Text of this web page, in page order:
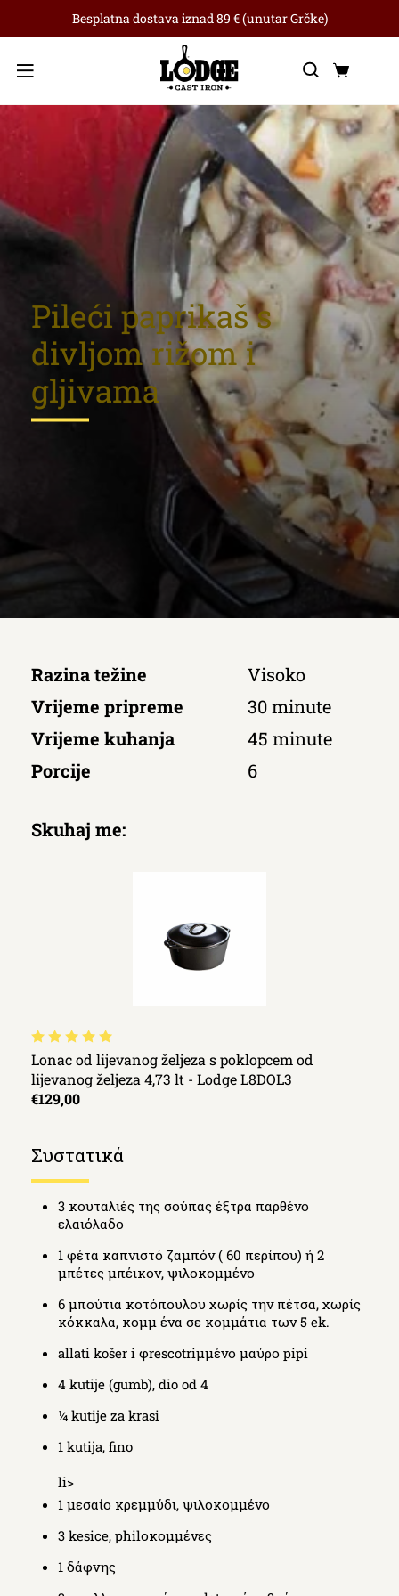
Besplatna dostava iznad 89 € (unutar Grčke)
Izbornik
Traži
Pileći paprikaš s
divljom rižom i
gljivama
Razina težine
Visoko
Vrijeme pripreme
30 minute
Vrijeme kuhanja
45 minute
Porcije
6
Skuhaj me:
Lonac od lijevanog željeza s poklopcem od
lijevanog željeza 4,73 lt - Lodge L8DOL3
€129,00
Συστατικά
3 κουταλιές της σούπας έξτρα παρθένο
ελαιόλαδο
1 φέτα καπνιστό ζαμπόν ( 60 περίπου) ή 2
μπέτες μπέικον, ψιλοκομμένο
6 μπούτια κοτόπουλου χωρίς την πέτσα, χωρίς
κόκκαλα, κομμ ένα σε κομμάτια των 5 ek.
allati košer i φrescotriμμένο μαύρο pipi
4 kutije (gumb), dio od 4
¼ kutije za krasi
1 kutija, fino
li>
1 μεσαίο κρεμμύδι, ψιλοκομμένο
3 kesice, philοκομμένες
1 δάφνης